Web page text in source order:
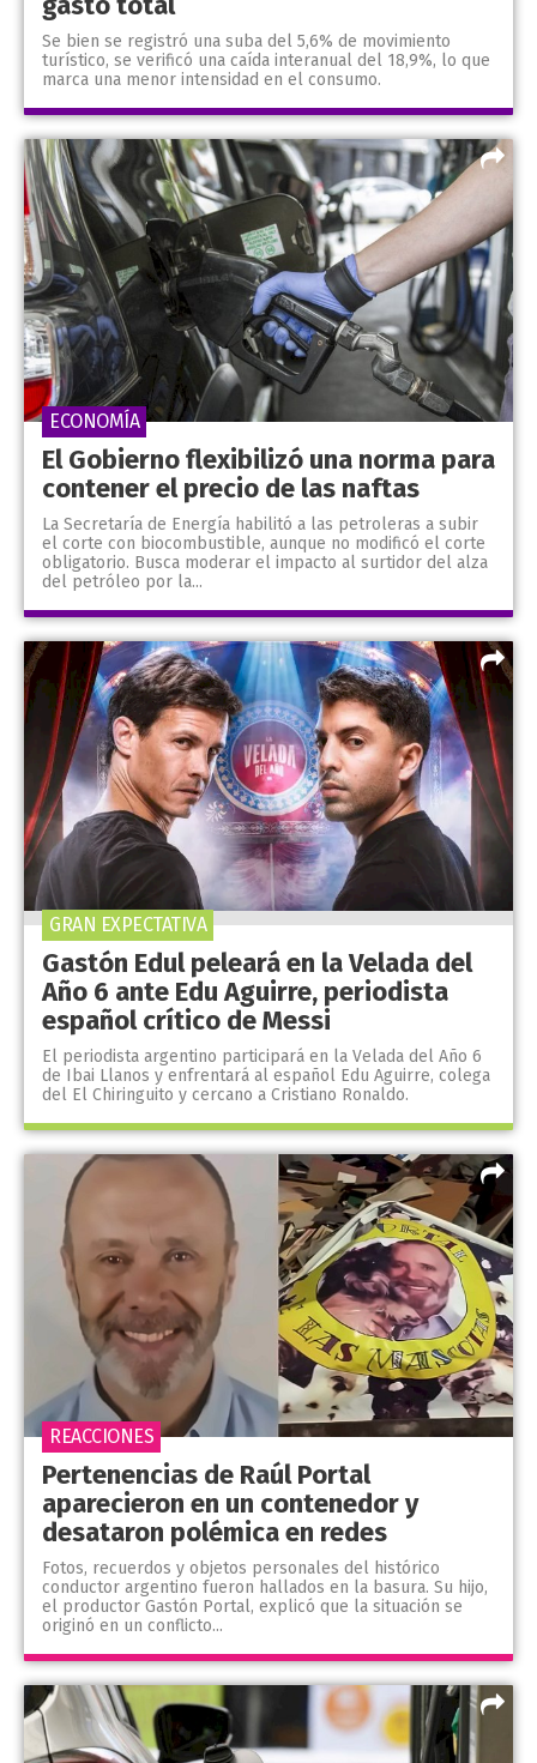
Se bien se registró una suba del 5,6% de movimiento
turístico, se verificó una caída interanual del 18,9%, lo que
marca una menor intensidad en el consumo.
El Gobierno flexibilizó una norma para
contener el precio de las naftas
La Secretaría de Energía habilitó a las petroleras a subir
el corte con biocombustible, aunque no modificó el corte
obligatorio. Busca moderar el impacto al surtidor del alza
del petróleo por la...
ECONOMÍA
Gastón Edul peleará en la Velada del
Año 6 ante Edu Aguirre, periodista
español crítico de Messi
El periodista argentino participará en la Velada del Año 6
de Ibai Llanos y enfrentará al español Edu Aguirre, colega
del El Chiringuito y cercano a Cristiano Ronaldo.
GRAN EXPECTATIVA
Pertenencias de Raúl Portal
aparecieron en un contenedor y
desataron polémica en redes
Fotos, recuerdos y objetos personales del histórico
conductor argentino fueron hallados en la basura. Su hijo,
el productor Gastón Portal, explicó que la situación se
originó en un conflicto...
REACCIONES